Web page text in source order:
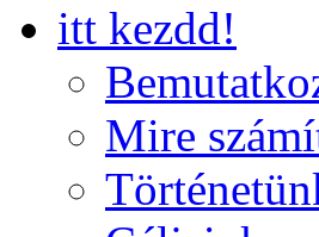
itt kezdd!
Mire